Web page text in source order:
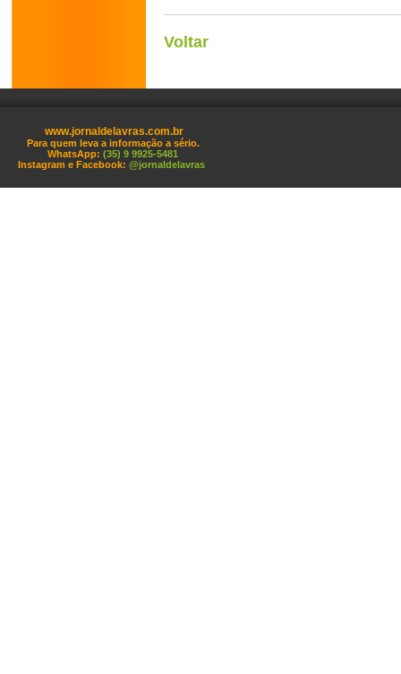
Voltar
www.jornaldelavras.com.br
Para quem leva a informação a sério.
WhatsApp: (35) 9 9925-5481
Instagram e Facebook: @jornaldelavras